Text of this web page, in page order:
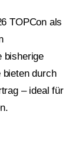
TOPCon als
bisherige
bieten durch
– ideal für